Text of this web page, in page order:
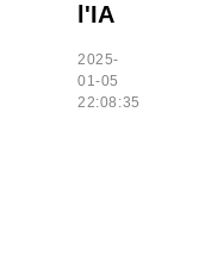
l'IA
2025-
01-05
22:08:35